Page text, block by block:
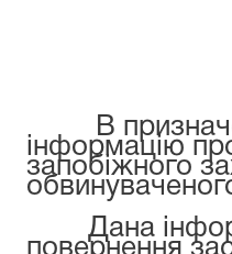
В
інформацію
запобіжного
Дана
повернення